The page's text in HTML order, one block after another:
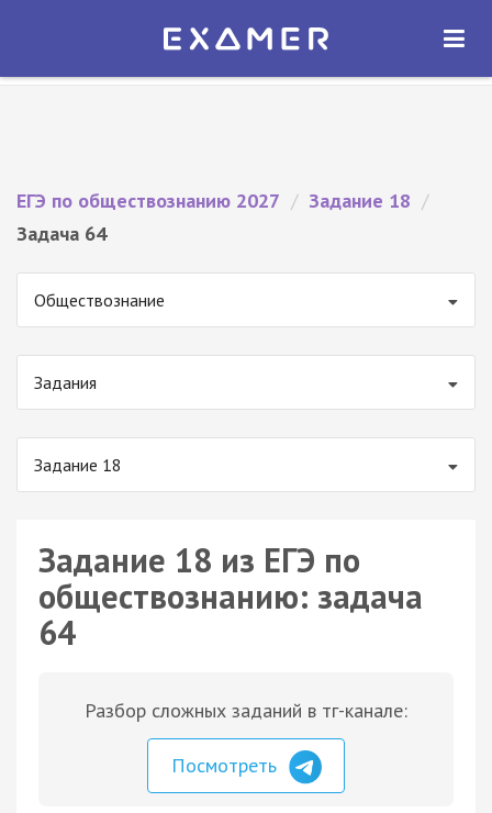
Экзамер — ЕГЭ 2027
ОТКРЫТЬ
ЕГЭ по обществознанию 2027 / Задание 18 /
Задача 64
Обществознание
Задания
Задание 18
Задание 18 из ЕГЭ по
обществознанию: задача
64
Разбор сложных заданий в тг-канале:
Посмотреть